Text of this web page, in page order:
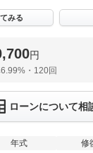
みる
円
・120回
ローンについて相
年式 修